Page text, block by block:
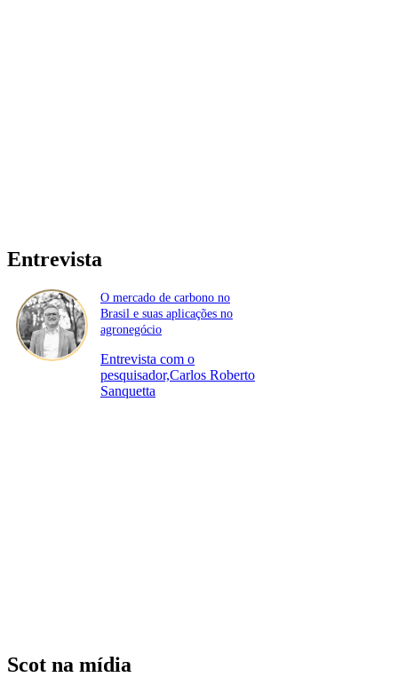
Entrevista
O mercado de carbono no
Brasil e suas aplicações no
agronegócio
Entrevista com o
pesquisador,Carlos Roberto
Sanquetta
Scot na mídia